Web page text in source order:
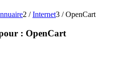
2 / Internet3 / OpenCart
: OpenCart